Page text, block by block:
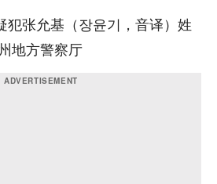
犯张允基（장윤기，音译）姓
地方警察厅